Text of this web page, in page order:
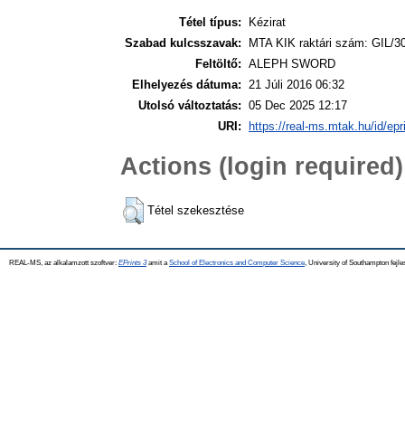
Tétel típus:
Kézirat
Szabad kulcsszavak:
MTA KIK raktári szám: GIL/
Feltöltő: ALEPH SWORD
Elhelyezés dátuma: 21 Júli 2016 06:32
Utolsó változtatás: 05 Dec 2025 12:17
URI:
https://real-ms.mtak.hu/id/
Actions (login required)
Tétel szekesztése
REAL-MS, az alkalamzott szoftver: EPrints 3amit a School of Electronics and Computer Science , University of Southampton